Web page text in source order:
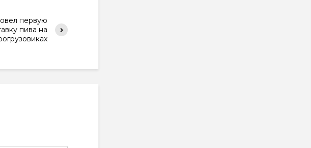
первую
пива на